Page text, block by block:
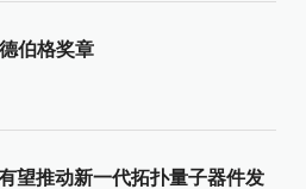
伯格奖章
望推动新一代拓扑量子器件发